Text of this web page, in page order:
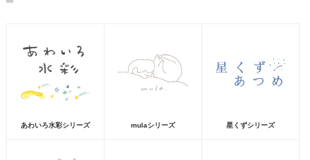
あわいろ水彩シリーズ mulaシリーズ 星くずシリーズ